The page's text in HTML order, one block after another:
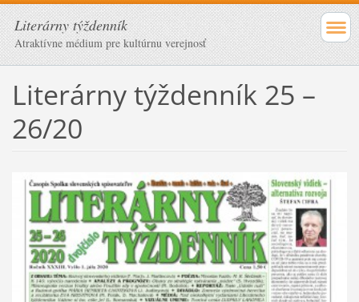
Literárny týždenník
Atraktívne médium pre kultúrnu verejnosť
Literárny týždenník 25 –
26/20